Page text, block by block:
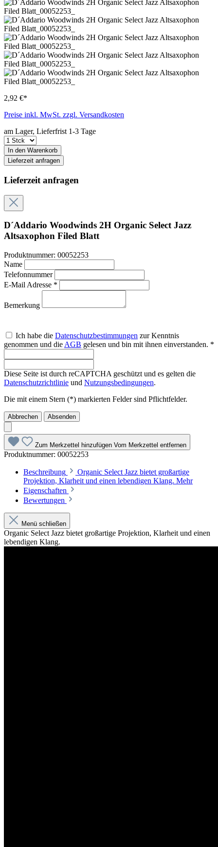
2,92 €*
Preise inkl. MwSt. zzgl. Versandkosten
am Lager, Lieferfrist 1-3 Tage
In den Warenkorb
Lieferzeit anfragen
Lieferzeit anfragen
D´Addario Woodwinds 2H Organic Select Jazz
Altsaxophon Filed Blatt
Produktnummer: 00052253
Name
Telefonnummer
E-Mail Adresse *
Bemerkung
Ich habe die Datenschutzbestimmungen zur Kenntnis
genommen und die AGB gelesen und bin mit ihnen einverstanden. *
Diese Seite ist durch reCAPTCHA geschützt und es gelten die
Datenschutzrichtlinie und Nutzungsbedingungen.
Die mit einem Stern (*) markierten Felder sind Pflichtfelder.
Abbrechen Absenden
Zum Merkzettel hinzufügen Vom Merkzettel entfernen
Produktnummer: 00052253
Beschreibung
Organic Select Jazz bietet großartige
Projektion, Klarheit und einen lebendigen Klang. Mehr
Eigenschaften
Bewertungen
Menü schließen
Organic Select Jazz bietet großartige Projektion, Klarheit und einen
lebendigen Klang.